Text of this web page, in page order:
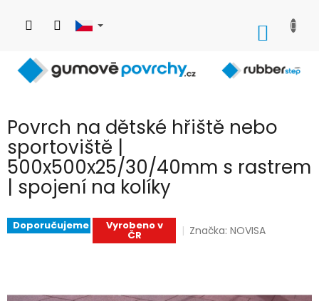
obsah
Povrch na dětské hřiště nebo
sportoviště |
500x500x25/30/40mm s rastrem
| spojení na kolíky
Doporučujeme Vyrobeno v
ČR Značka:NOVISA